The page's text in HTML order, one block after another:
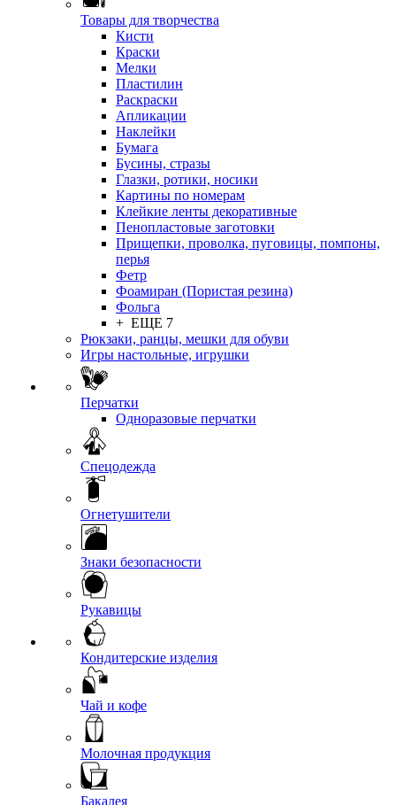
Товары для творчества
Кисти
Краски
Мелки
Пластилин
Раскраски
Апликации
Наклейки
Бумага
Бусины, стразы
Глазки, ротики, носики
Картины по номерам
Клейкие ленты декоративные
Пенопластовые заготовки
Прищепки, проволка, пуговицы, помпоны,
перья
Фетр
Фоамиран (Пористая резина)
Фольга
+ ЕЩЕ 7
Рюкзаки, ранцы, мешки для обуви
Игры настольные, игрушки
Перчатки
Одноразовые перчатки
Спецодежда
Огнетушители
Знаки безопасности
Рукавицы
Кондитерские изделия
Чай и кофе
Молочная продукция
Бакалея